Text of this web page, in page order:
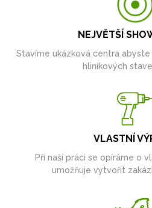
NEJVĚTŠÍ
Stavíme ukázková centra
hliníkových
VLASTNÍ
Při naší práci se opíráme o
umožňuje vytvořit